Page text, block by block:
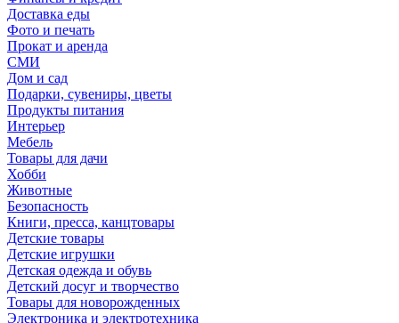
Доставка еды
Фото и печать
Прокат и аренда
СМИ
Дом и сад
Подарки, сувениры, цветы
Продукты питания
Интерьер
Мебель
Товары для дачи
Хобби
Животные
Безопасность
Книги, пресса, канцтовары
Детские товары
Детские игрушки
Детская одежда и обувь
Детский досуг и творчество
Товары для новорожденных
Электроника и электротехника